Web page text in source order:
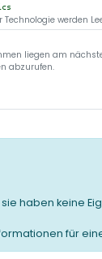
Technologie werden
liegen am
abzurufen.
haben keine
für